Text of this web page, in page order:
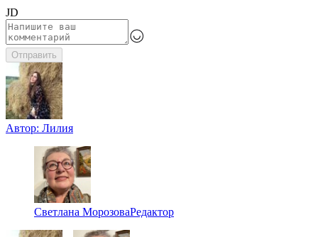
JD
Отправить
Автор: Лилия
Светлана МорозоваРедактор